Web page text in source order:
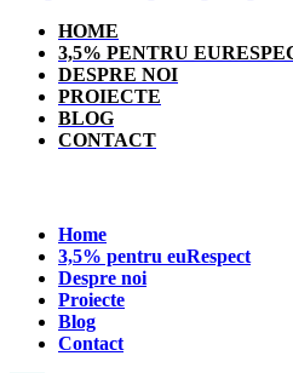
HOME
3,5% PENTRU
DESPRE NOI
PROIECTE
BLOG
CONTACT
Home
3,5% pentru euRespect
Despre noi
Proiecte
Blog
Contact